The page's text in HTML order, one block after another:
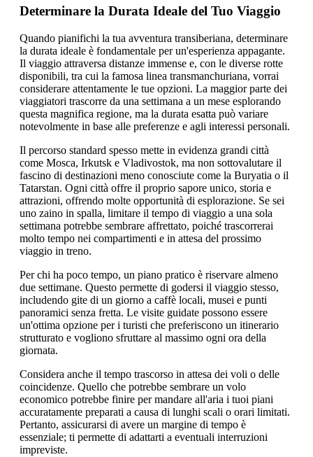
Determinare la Durata Ideale del Tuo Viaggio
Quando pianifichi la tua avventura transiberiana, determinare
la durata ideale è fondamentale per un'esperienza appagante.
Il viaggio attraversa distanze immense e, con le diverse rotte
disponibili, tra cui la famosa linea transmanchuriana, vorrai
considerare attentamente le tue opzioni. La maggior parte dei
viaggiatori trascorre da una settimana a un mese esplorando
questa magnifica regione, ma la durata esatta può variare
notevolmente in base alle preferenze e agli interessi personali.
Il percorso standard spesso mette in evidenza grandi città
come Mosca, Irkutsk e Vladivostok, ma non sottovalutare il
fascino di destinazioni meno conosciute come la Buryatia o il
Tatarstan. Ogni città offre il proprio sapore unico, storia e
attrazioni, offrendo molte opportunità di esplorazione. Se sei
uno zaino in spalla, limitare il tempo di viaggio a una sola
settimana potrebbe sembrare affrettato, poiché trascorrerai
molto tempo nei compartimenti e in attesa del prossimo
viaggio in treno.
Per chi ha poco tempo, un piano pratico è riservare almeno
due settimane. Questo permette di godersi il viaggio stesso,
includendo gite di un giorno a caffè locali, musei e punti
panoramici senza fretta. Le visite guidate possono essere
un'ottima opzione per i turisti che preferiscono un itinerario
strutturato e vogliono sfruttare al massimo ogni ora della
giornata.
Considera anche il tempo trascorso in attesa dei voli o delle
coincidenze. Quello che potrebbe sembrare un volo
economico potrebbe finire per mandare all'aria i tuoi piani
accuratamente preparati a causa di lunghi scali o orari limitati.
Pertanto, assicurarsi di avere un margine di tempo è
essenziale; ti permette di adattarti a eventuali interruzioni
impreviste.